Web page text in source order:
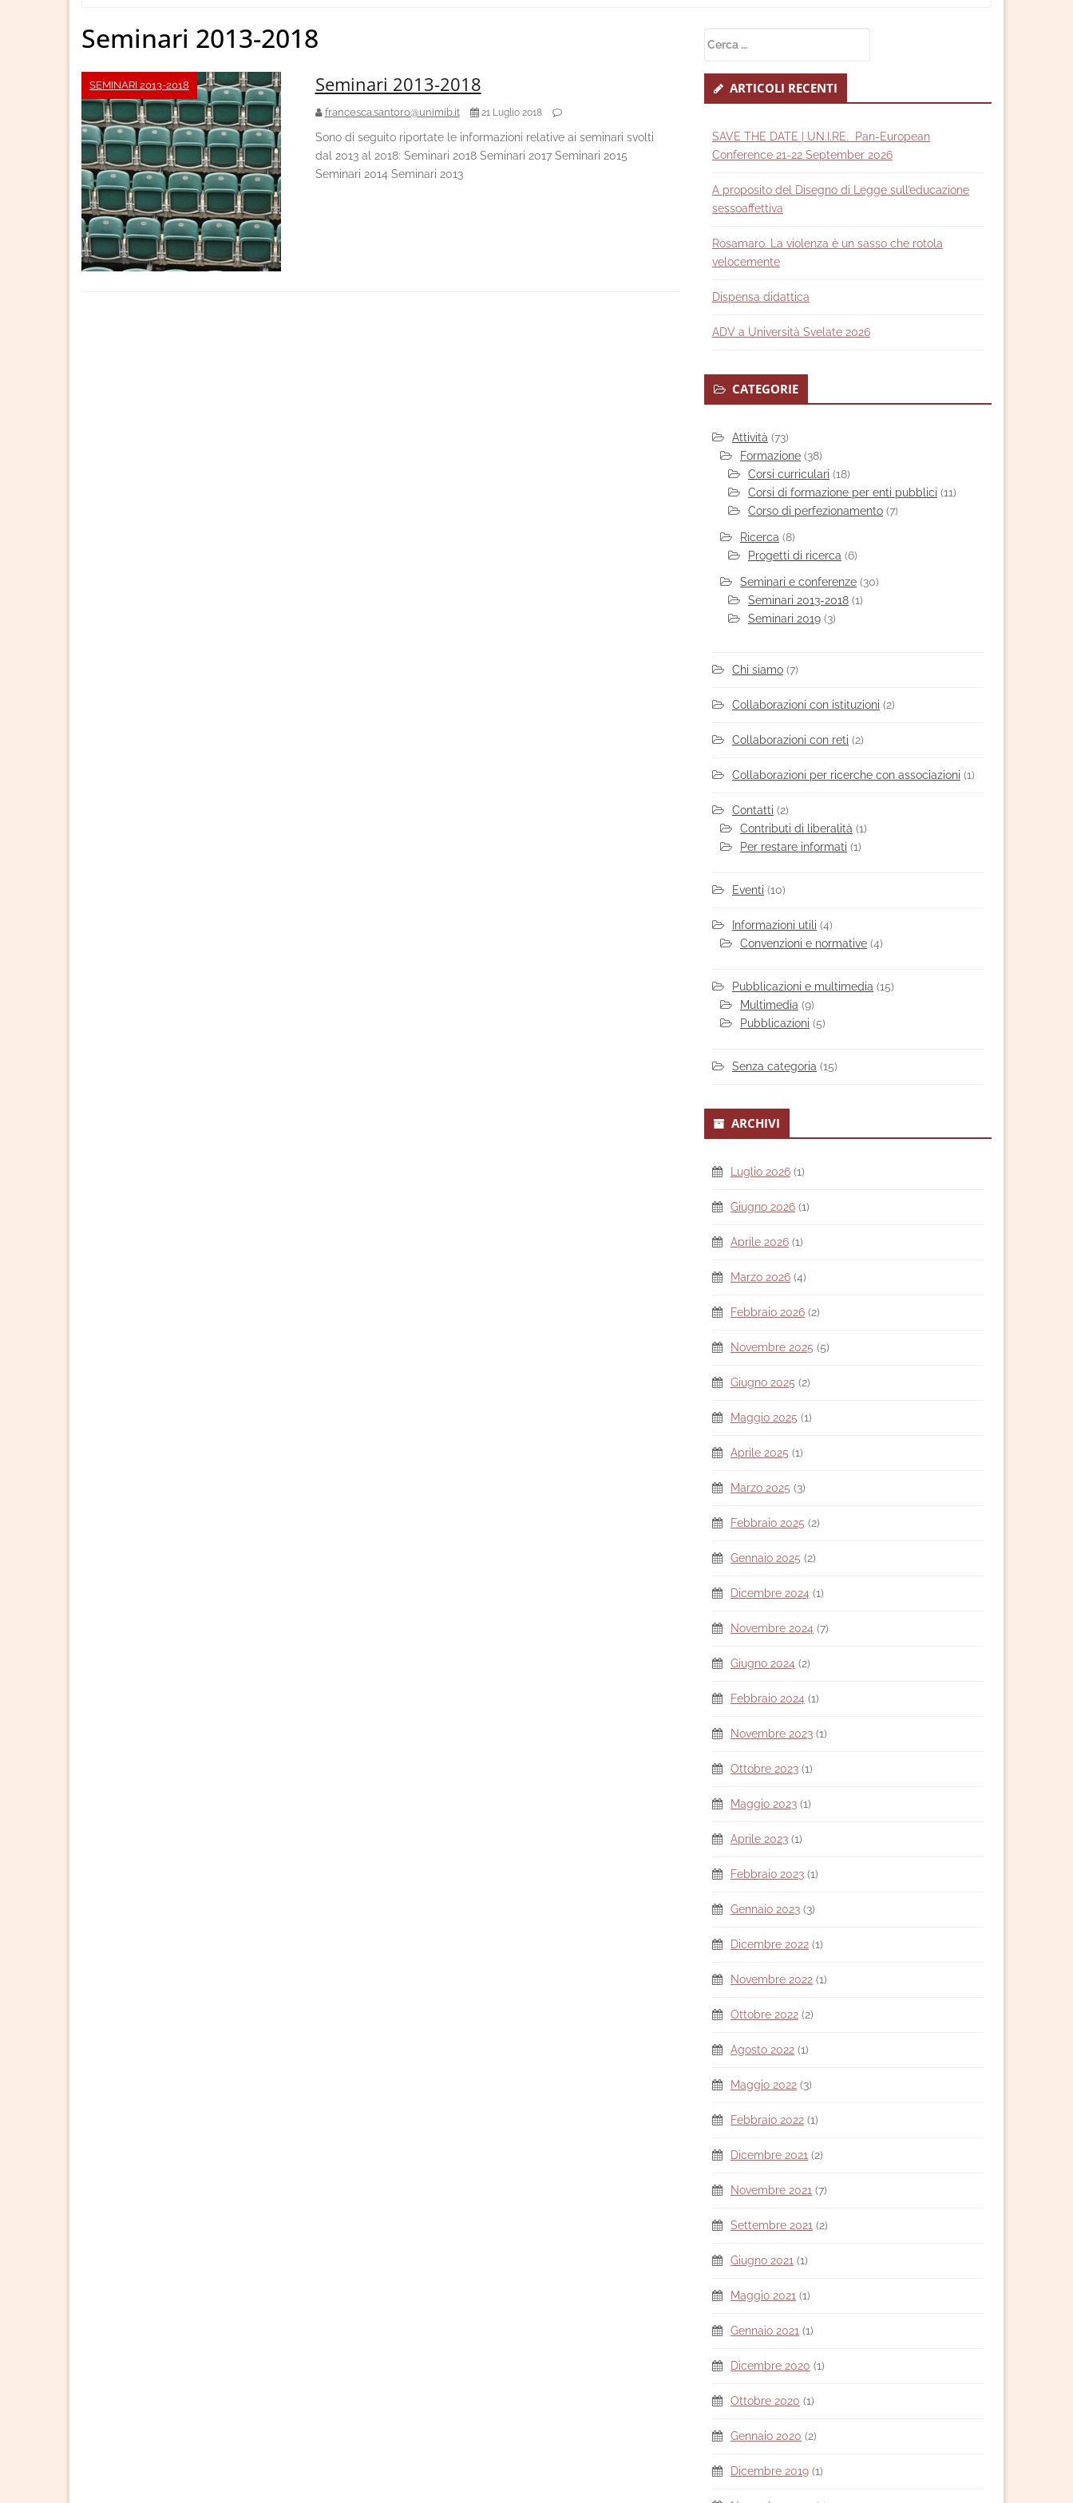
Seminari 2013-2018
SEMINARI 2013-2018 Seminari 2013-2018
francesca.santoro@unimib.it 21 Luglio 2018
Sono di seguito riportate le informazioni relative ai seminari svolti
dal 2013 al 2018: Seminari 2018 Seminari 2017 Seminari 2015
Seminari 2014 Seminari 2013
Sidebar
ARTICOLI RECENTI
SAVE THE DATE | UN.I.RE. Pan-European
Conference 21-22 September 2026
A proposito del Disegno di Legge sull’educazione
sessoaffettiva
Rosamaro. La violenza è un sasso che rotola
velocemente
Dispensa didattica
ADV a Università Svelate 2026
CATEGORIE
Attività (73)
Formazione (38)
Corsi curriculari (18)
Corsi di formazione per enti pubblici (11)
Corso di perfezionamento (7)
Ricerca (8)
Progetti di ricerca (6)
Seminari e conferenze (30)
Seminari 2013-2018 (1)
Seminari 2019 (3)
Chi siamo (7)
Collaborazioni con istituzioni (2)
Collaborazioni con reti (2)
Collaborazioni per ricerche con associazioni (1)
Contatti (2)
Contributi di liberalità (1)
Per restare informati (1)
Eventi (10)
Informazioni utili (4)
Convenzioni e normative (4)
Pubblicazioni e multimedia (15)
Multimedia (9)
Pubblicazioni (5)
Senza categoria (15)
ARCHIVI
Luglio 2026 (1)
Giugno 2026 (1)
Aprile 2026 (1)
Marzo 2026 (4)
Febbraio 2026 (2)
Novembre 2025 (5)
Giugno 2025 (2)
Maggio 2025 (1)
Aprile 2025 (1)
Marzo 2025 (3)
Febbraio 2025 (2)
Gennaio 2025 (2)
Dicembre 2024 (1)
Novembre 2024 (7)
Giugno 2024 (2)
Febbraio 2024 (1)
Novembre 2023 (1)
Ottobre 2023 (1)
Maggio 2023 (1)
Aprile 2023 (1)
Febbraio 2023 (1)
Gennaio 2023 (3)
Dicembre 2022 (1)
Novembre 2022 (1)
Ottobre 2022 (2)
Agosto 2022 (1)
Maggio 2022 (3)
Febbraio 2022 (1)
Dicembre 2021 (2)
Novembre 2021 (7)
Settembre 2021 (2)
Giugno 2021 (1)
Maggio 2021 (1)
Gennaio 2021 (1)
Dicembre 2020 (1)
Ottobre 2020 (1)
Gennaio 2020 (2)
Dicembre 2019 (1)